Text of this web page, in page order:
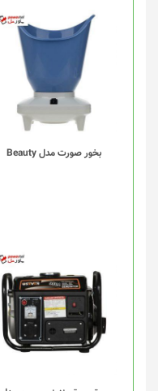
بخور صورت مدل Beauty